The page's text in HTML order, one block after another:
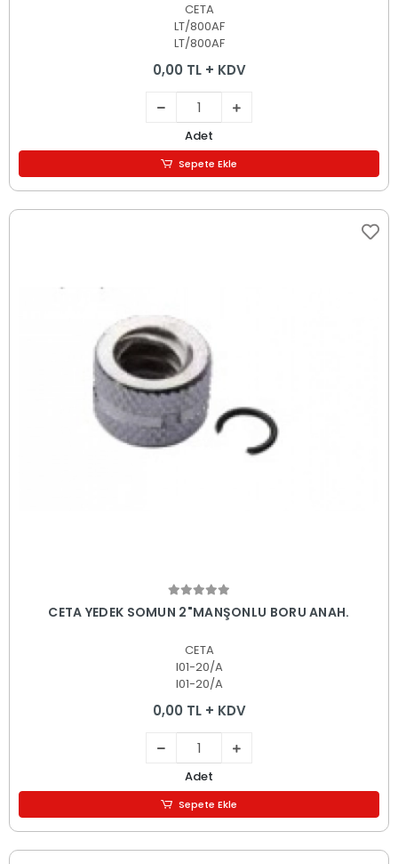
CETA
LT/800AF
LT/800AF
0,00 TL + KDV
Adet
Sepete Ekle
Sepete Ekle
CETA YEDEK SOMUN 2"MANŞONLU BORU ANAH.
CETA
I01-20/A
I01-20/A
0,00 TL + KDV
Adet
Sepete Ekle